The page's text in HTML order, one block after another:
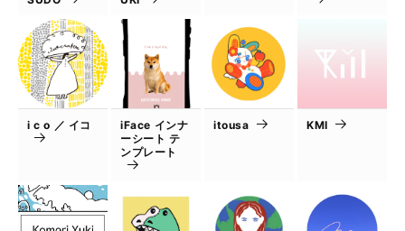
i c o ／ イコ
iFace インナ
ーシート テ
ンプレート
itousa KMI